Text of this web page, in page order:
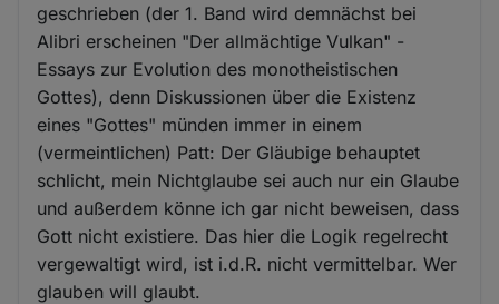
geschrieben (der 1. Band wird demnächst bei
Alibri erscheinen "Der allmächtige Vulkan" -
Essays zur Evolution des monotheistischen
Gottes), denn Diskussionen über die Existenz
eines "Gottes" münden immer in einem
(vermeintlichen) Patt: Der Gläubige behauptet
schlicht, mein Nichtglaube sei auch nur ein Glaube
und außerdem könne ich gar nicht beweisen, dass
Gott nicht existiere. Das hier die Logik regelrecht
vergewaltigt wird, ist i.d.R. nicht vermittelbar. Wer
glauben will glaubt.